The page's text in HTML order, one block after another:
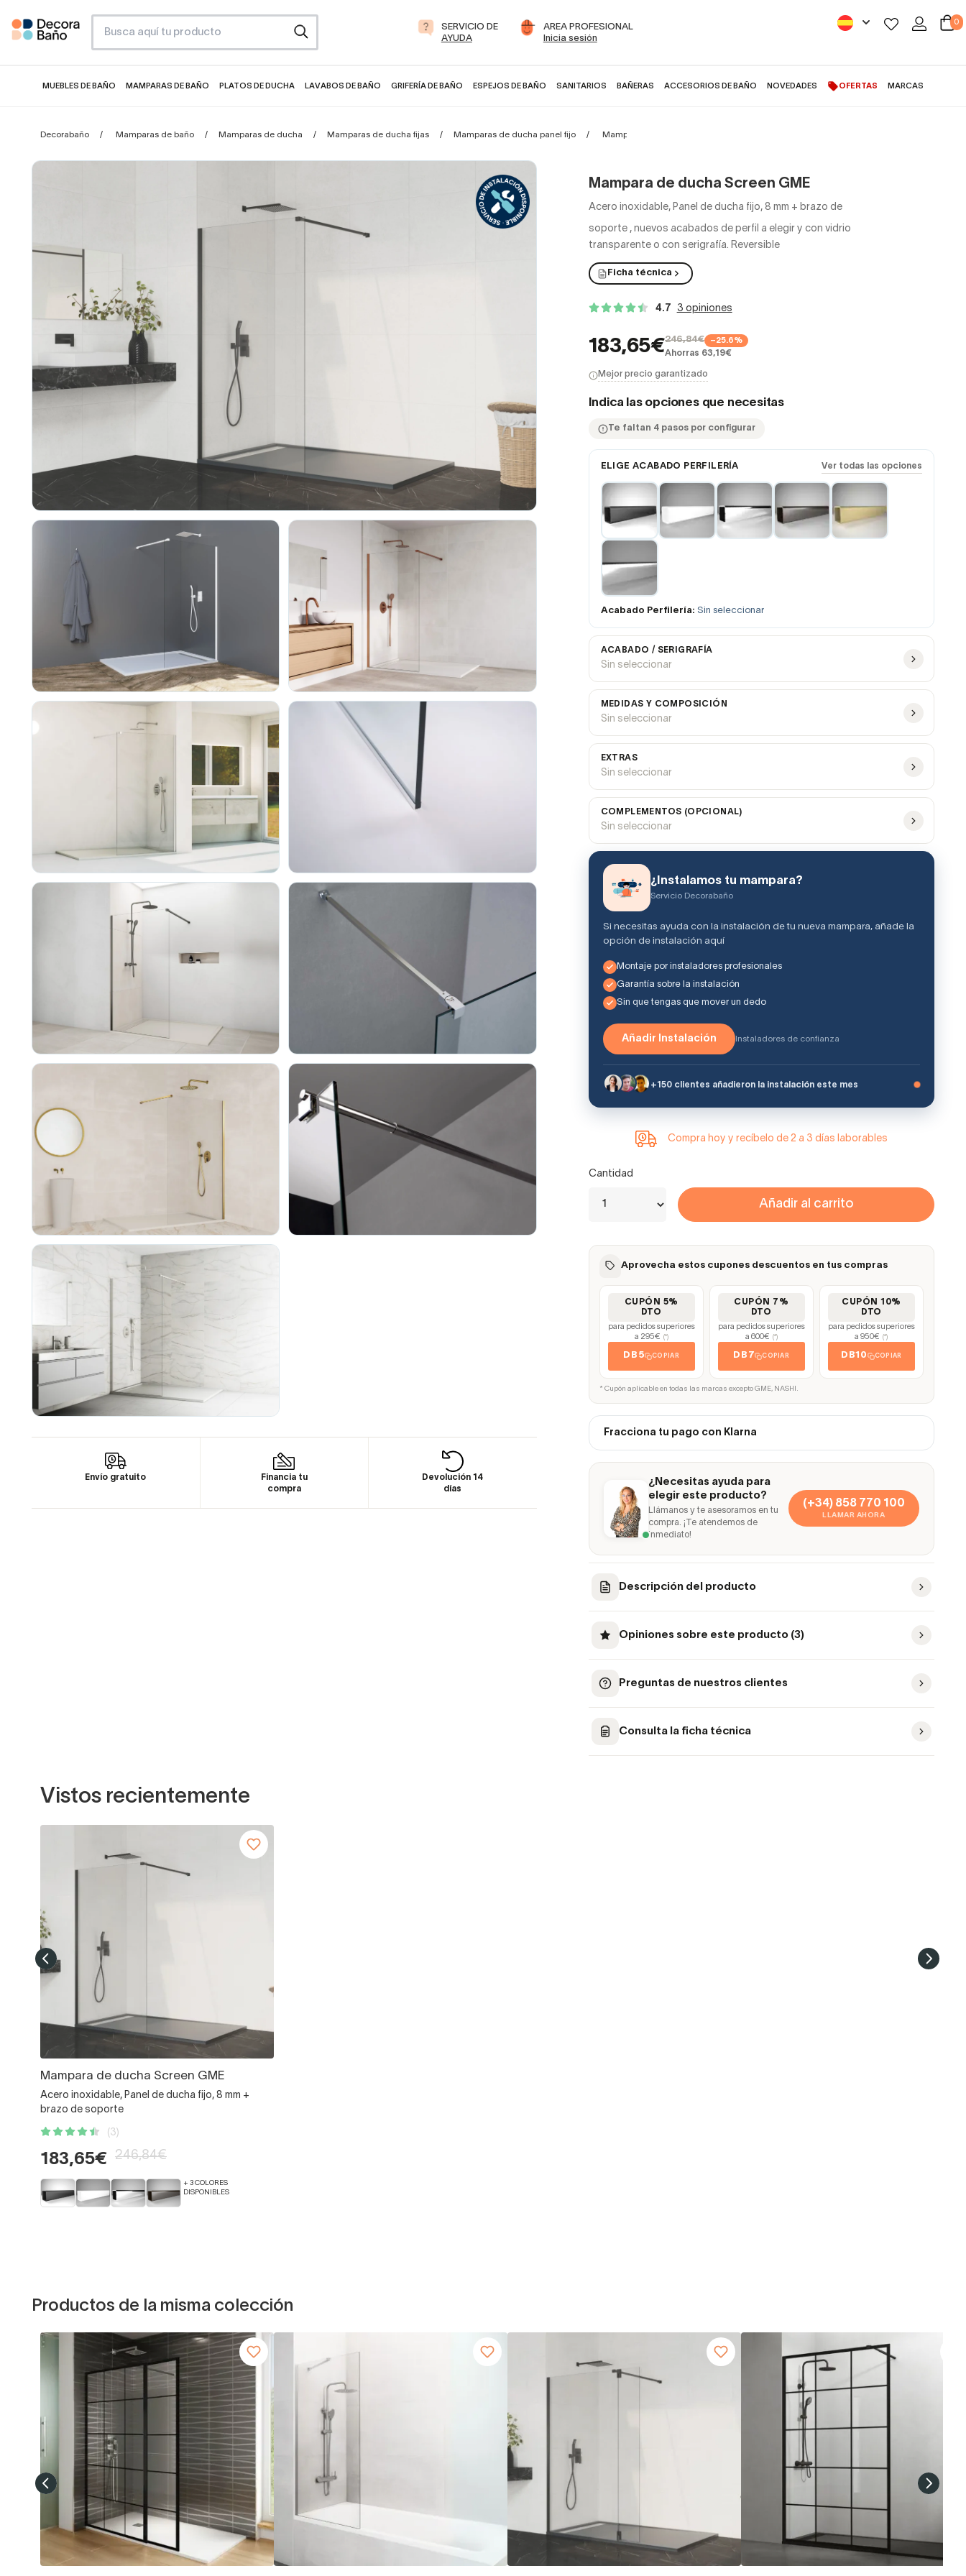
SERVICIO DE
AYUDA
AREA PROFESIONAL
Inicia sesión
0
MUEBLES DE BAÑO MAMPARAS DE BAÑO PLATOS DE DUCHA LAVABOS DE BAÑO GRIFERÍA DE BAÑO ESPEJOS DE BAÑO SANITARIOS BAÑERAS ACCESORIOS DE BAÑO NOVEDADES OFERTAS MARCAS
Decorabaño Mamparas de baño Mamparas de ducha Mamparas de ducha fijas Mamparas de ducha panel fijo Mampara de ducha Screen GME
Envío gratuito
Financia tu
compra
Devolución 14
días
Mampara de ducha Screen GME
Acero inoxidable, Panel de ducha fijo, 8 mm + brazo de
soporte , nuevos acabados de perfil a elegir y con vidrio
transparente o con serigrafía. Reversible
Ficha técnica
4.7 3 opiniones
183,65€246,84€ −25.6%
Ahorras 63,19€
Mejor precio garantizado
Indica las opciones que necesitas
Te faltan 4 pasos por configurar
ELIGE ACABADO PERFILERÍA Ver todas las opciones
Acabado Perfilería: Sin seleccionar
ACABADO / SERIGRAFÍA
Sin seleccionar
MEDIDAS Y COMPOSICIÓN
Sin seleccionar
EXTRAS
Sin seleccionar
COMPLEMENTOS (OPCIONAL)
Sin seleccionar
¿Instalamos tu mampara?
Servicio Decorabaño
Si necesitas ayuda con la instalación de tu nueva mampara, añade la
opción de instalación aquí
Montaje por instaladores profesionales
Garantía sobre la instalación
Sin que tengas que mover un dedo
Añadir Instalación Instaladores de confianza
+150 clientes añadieron la instalación este mes
Compra hoy y recíbelo de 2 a 3 días laborables
Cantidad
Añadir al carrito
Aprovecha estos cupones descuentos en tus compras
CUPÓN 5%
DTO
para pedidos superiores
a 295€
(*)
DB5 COPIAR
CUPÓN 7%
DTO
para pedidos superiores
a 600€
(*)
DB7 COPIAR
CUPÓN 10%
DTO
para pedidos superiores
a 950€
(*)
DB10 COPIAR
* Cupón aplicable en todas las marcas excepto GME, NASHI.
Fracciona tu pago con Klarna
¿Necesitas ayuda para
elegir este producto?
Llámanos y te asesoramos en tu
compra. ¡Te atendemos de
inmediato!
(+34) 858 770 100
LLAMAR AHORA
Descripción del producto
Opiniones sobre este producto (3)
Preguntas de nuestros clientes
Consulta la ficha técnica
Vistos recientemente
Mampara de ducha Screen GME
Acero inoxidable, Panel de ducha fijo, 8 mm +
brazo de soporte
(3)
183,65€ 246,84€
+ 3 COLORES
DISPONIBLES
Productos de la misma colección